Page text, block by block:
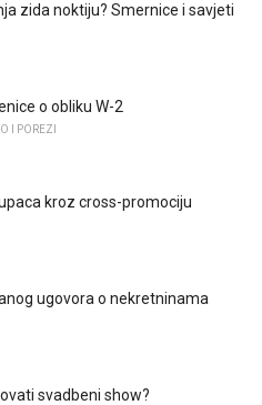
zida noktiju? Smernice i savjeti
o obliku W-2
I POREZI
kroz cross-promociju
ugovora o nekretninama
svadbeni show?